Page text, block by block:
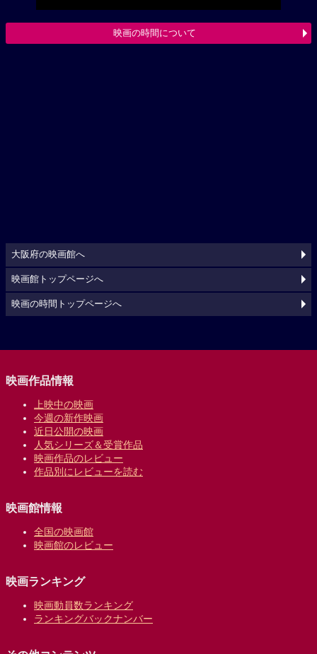
映画の時間について
大阪府の映画館へ
映画館トップページへ
映画の時間トップページへ
映画作品情報
上映中の映画
今週の新作映画
近日公開の映画
人気シリーズ＆受賞作品
映画作品のレビュー
作品別にレビューを読む
映画館情報
全国の映画館
映画館のレビュー
映画ランキング
映画動員数ランキング
ランキングバックナンバー